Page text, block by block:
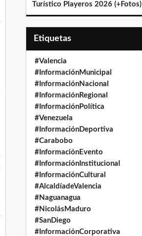
Turístico Playeros 2026 (+Fotos)
Etiquetas
#Valencia
#InformaciónMunicipal
#InformaciónNacional
#InformaciónRegional
#InformaciónPolítica
#Venezuela
#InformaciónDeportiva
#Carabobo
#InformaciónEvento
#InformaciónInstitucional
#InformaciónCultural
#AlcaldíadeValencia
#Naguanagua
#NicolásMaduro
#SanDiego
#InformaciónCorporativa